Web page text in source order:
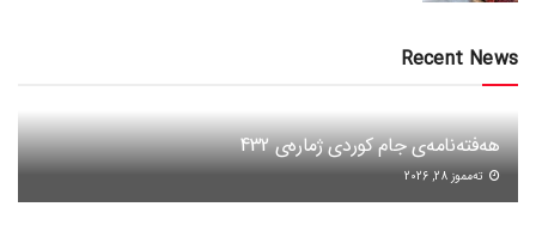
Recent News
هەفتەنامەی جام کوردی ژمارەی 432
ته‌مموز 28, 2026